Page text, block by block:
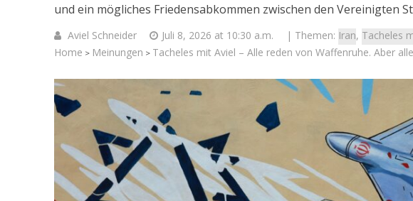
und ein mögliches Friedensabkommen zwischen den Vereinigten
Aviel Schneider Juli 8, 2026 at 10:30 a.m. | Themen: Iran, Tacheles
Home > Meinungen > Tacheles mit Aviel – Alle reden von Waffenruhe. Aber